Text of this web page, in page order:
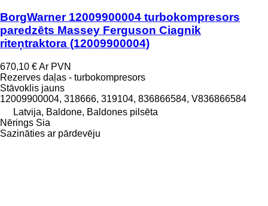
BorgWarner 12009900004 turbokompresors
paredzēts Massey Ferguson Ciagnik
riteņtraktora (12009900004)
670,10 €Ar PVN
Rezerves daļas - turbokompresors
Stāvoklis jauns
12009900004, 318666, 319104, 836866584, V836866584
Latvija, Baldone, Baldones pilsēta
Nērings Sia
Sazināties ar pārdevēju